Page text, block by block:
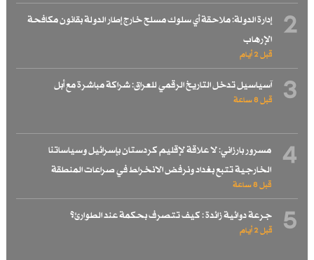
2
إدارة الدولة: ملاحقة أي سلوك مسلح خارج إطار الدولة بقانون مكافحة
الإرهاب
قبل 2 أيام
3 آسياسيل تدخل التاريخ الرقمي للعراق: شراكة مباشرة مع أبل
قبل 8 ساعة
4
مسرور بارزاني: لا علاقة لإقليم كردستان بإسرائيل وسياساتنا
الخارجية تتبع بغداد ونرفض الانخراط في صراعات المنطقة
قبل 8 ساعة
5 جرعة دوائية زائدة : كيف تتصرف بحكمة عند الطوارئ؟
قبل 2 أيام